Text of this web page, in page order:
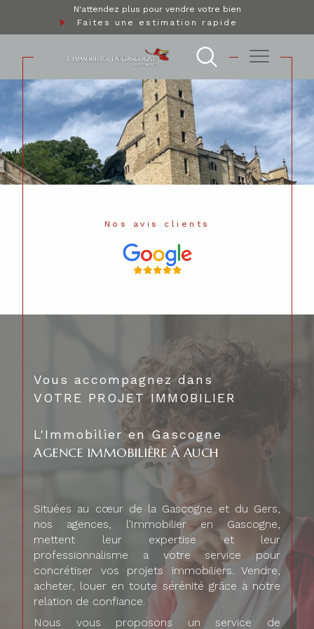
N'attendez plus pour vendre votre bien
Faites une estimation rapide
Nos avis clients
Vous accompagnez dans
VOTRE PROJET IMMOBILIER
L'Immobilier en Gascogne
AGENCE IMMOBILIÈRE À AUCH
Situées au cœur de la Gascogne et du Gers,
nos agences, l’Immobilier en Gascogne,
mettent leur expertise et leur
professionnalisme a votre service pour
concrétiser vos projets immobiliers. Vendre,
acheter, louer en toute sérénité grâce à notre
relation de confiance.
Nous vous proposons un service de